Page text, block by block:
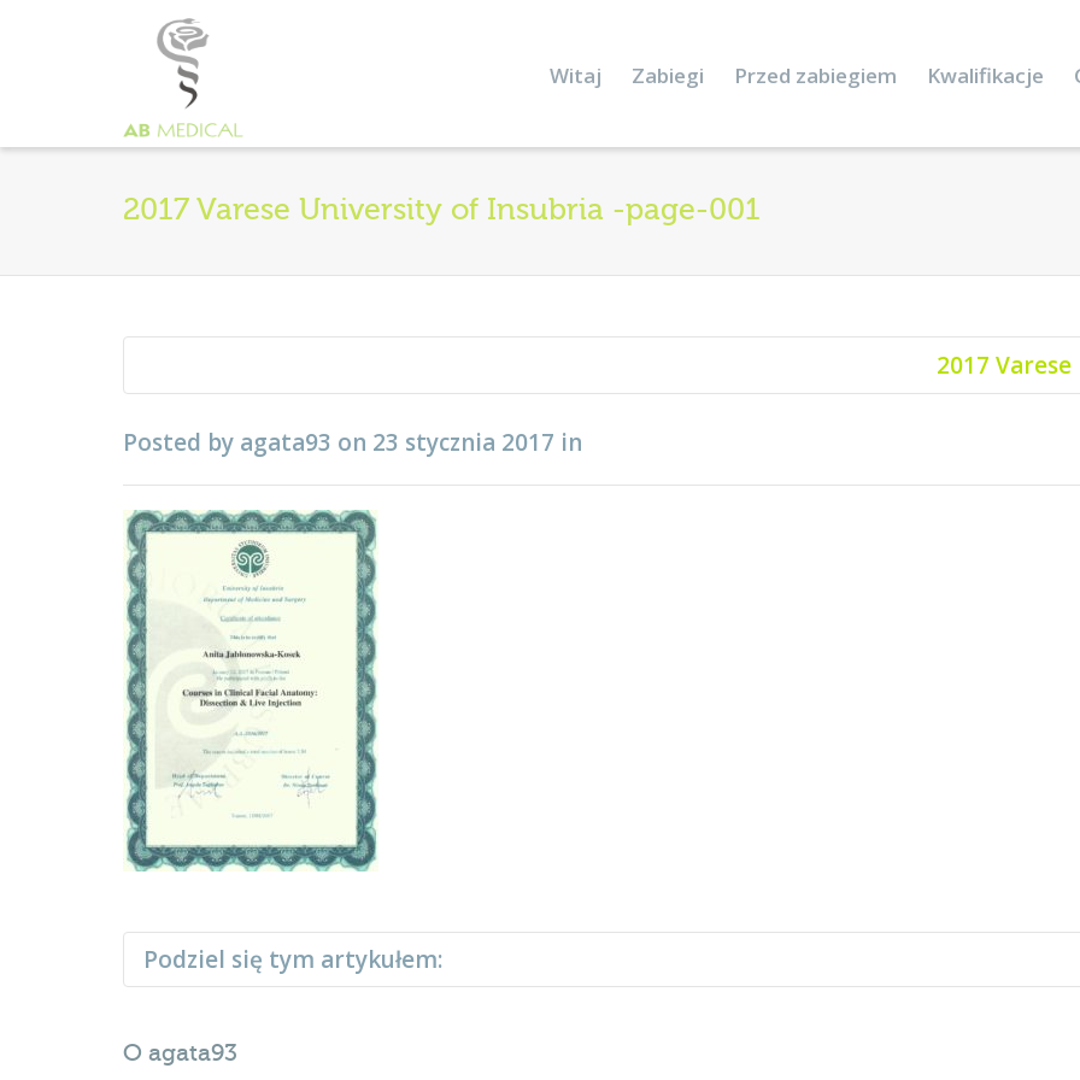
Witaj Zabiegi Przed zabiegiem Kwalifikacje
2017 Varese University of Insubria -page-001
2017
Posted by agata93 on 23 stycznia 2017 in
Podziel się tym artykułem:
O agata93